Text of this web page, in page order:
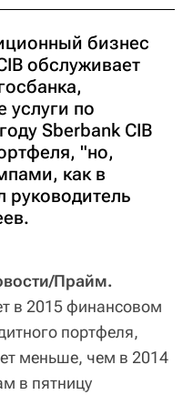
бизнес
обслуживает
услуги по
Sberbank CIB
"но,
как в
руководитель
Прайм.
в 2015 финансовом
портфеля,
меньше, чем в 2014
в пятницу